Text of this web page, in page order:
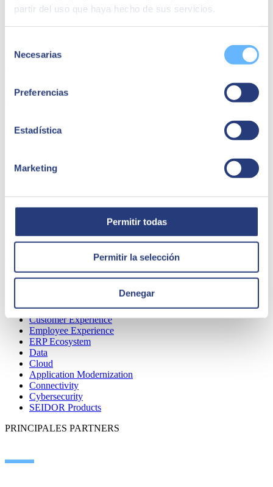
partir del uso que haya hecho de sus servicios.
Necesarias
Preferencias
Estadística
Marketing
Permitir todas
Permitir la selección
Denegar
Blog
Nuestras oficinas
Premios
Certificaciones
Edge Technologies
Customer Experience
Employee Experience
ERP Ecosystem
Data
Cloud
Application Modernization
Connectivity
Cybersecurity
SEIDOR Products
PRINCIPALES PARTNERS